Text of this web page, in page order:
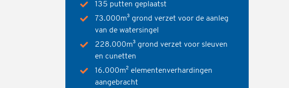
135 putten geplaatst
73.000m³ grond verzet voor de aanleg
van de watersingel
228.000m³ grond verzet voor sleuven
en cunetten
16.000m² elementenverhardingen
aangebracht